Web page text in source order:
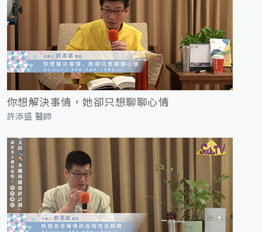
你想解決事情，她卻只想聊聊心情
許添盛 醫師